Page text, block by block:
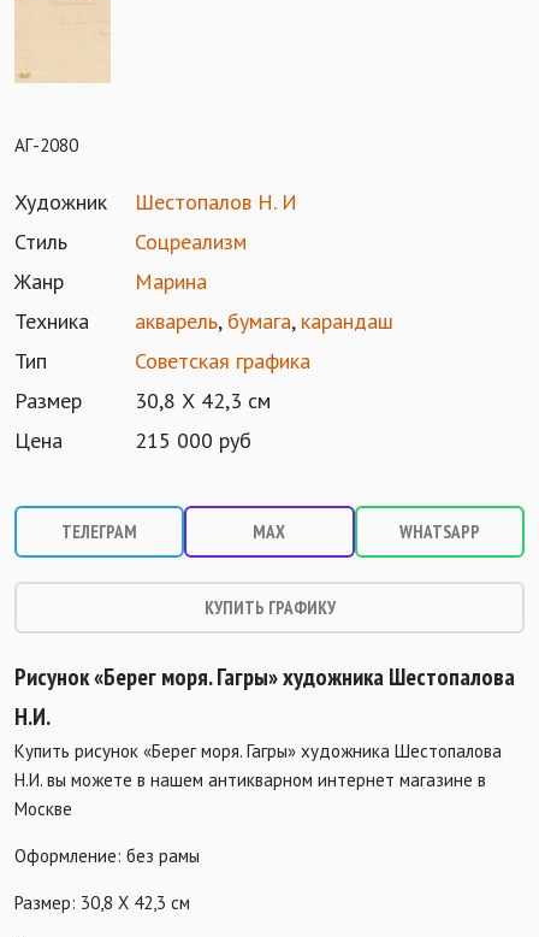
АГ-2080
Художник
Шестопалов Н. И
Стиль
Соцреализм
Жанр
Марина
Техника
акварель, бумага, карандаш
Тип
Советская графика
Размер
30,8 Х 42,3 см
Цена
215 000 руб
ТЕЛЕГРАМ MAX WHATSAPP
КУПИТЬ ГРАФИКУ
Рисунок «Берег моря. Гагры» художника Шестопалова
Н.И.
Купить рисунок «Берег моря. Гагры» художника Шестопалова
Н.И. вы можете в нашем антикварном интернет магазине в
Москве
Оформление: без рамы
Размер: 30,8 Х 42,3 см